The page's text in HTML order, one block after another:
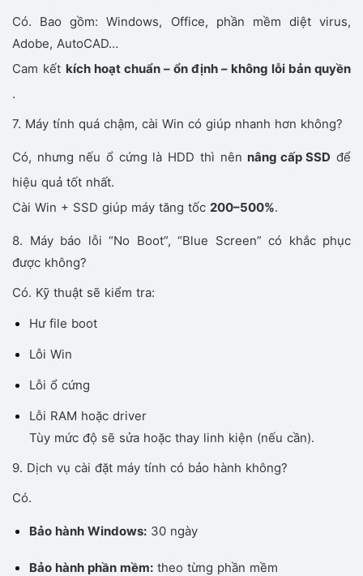
Có. Bao gồm: Windows, Office, phần mềm diệt virus,
Adobe, AutoCAD…
Cam kết kích hoạt chuẩn – ổn định – không lỗi bản quyền
.
7. Máy tính quá chậm, cài Win có giúp nhanh hơn không?
Có, nhưng nếu ổ cứng là HDD thì nên nâng cấp SSD để
hiệu quả tốt nhất.
Cài Win + SSD giúp máy tăng tốc 200–500%.
8. Máy báo lỗi “No Boot”, “Blue Screen” có khắc phục
được không?
Có. Kỹ thuật sẽ kiểm tra:
Hư file boot
Lỗi Win
Lỗi ổ cứng
Lỗi RAM hoặc driver
Tùy mức độ sẽ sửa hoặc thay linh kiện (nếu cần).
9. Dịch vụ cài đặt máy tính có bảo hành không?
Có.
Bảo hành Windows:30 ngày
Bảo hành phần mềm:theo từng phần mềm